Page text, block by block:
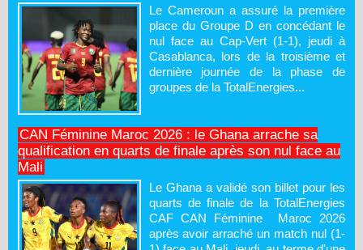
Le Cameroun a assuré la première
place du Groupe D en concédant le
nul face au Cap-Vert (1-1), jeudi à
Casablanca, lors de la troisième et
dernière journée de la phase de
groupes de la TotalEnergies...
CAN Féminine Maroc 2026 : le Ghana arrache sa
qualification en quarts de finale après son nul face au
Mali
Le Ghana a validé son billet pour les
quarts de finale de la TotalEnergies
CAF CAN Féminine Maroc 2026
après avoir arraché un match nul (1-